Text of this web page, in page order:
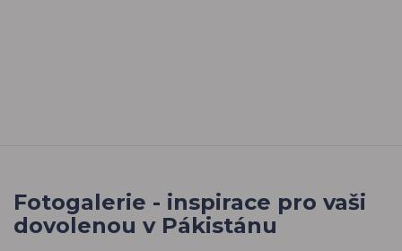
Fotogalerie - inspirace pro vaši
dovolenou v Pákistánu